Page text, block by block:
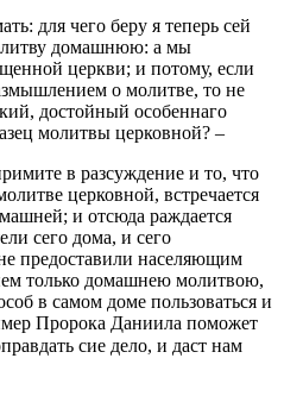
для чего беру я теперь сей
домашнюю: а мы
церкви; и потому, если
о молитве, то не
достойный особеннаго
молитвы церковной? –
в разсуждение и то, что
церковной, встречается
и отсюда раждается
сего дома, и сего
предоставили населяющим
только домашнею молитвою,
в самом доме пользоваться и
Пророка Даниила поможет
сие дело, и даст нам